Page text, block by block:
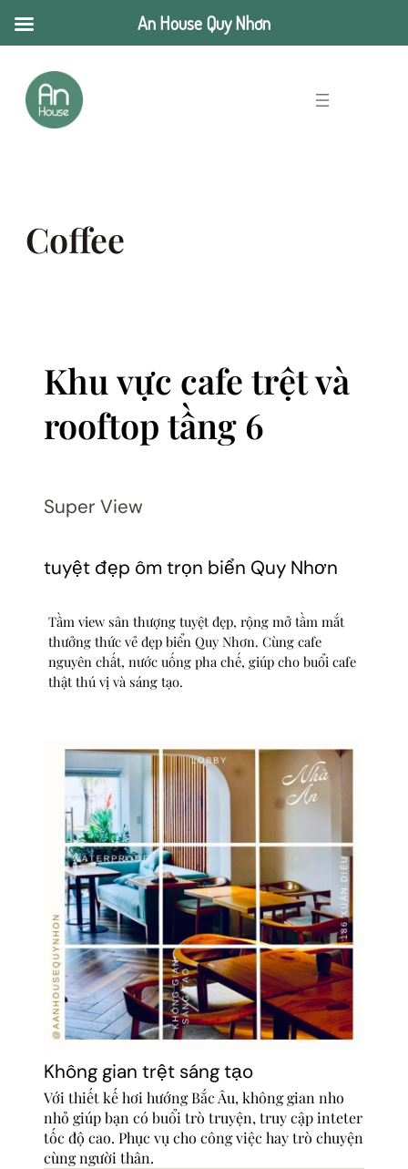
đến
phần
Coffee
Khu vực cafe trệt và
rooftop tầng 6
Super View
tuyệt đẹp ôm trọn biển Quy Nhơn
Tầm view sân thượng tuyệt đẹp, rộng mở tầm mắt
thưởng thức vẻ đẹp biển Quy Nhơn. Cùng cafe
nguyên chất, nước uống pha chế, giúp cho buổi cafe
thật thú vị và sáng tạo.
Không gian trệt sáng tạo
Với thiết kế hơi hướng Bắc Âu, không gian nho
nhỏ giúp bạn có buổi trò truyện, truy cập inteter
tốc độ cao. Phục vụ cho công việc hay trò chuyện
cùng người thân.
An House Quy Nhơn